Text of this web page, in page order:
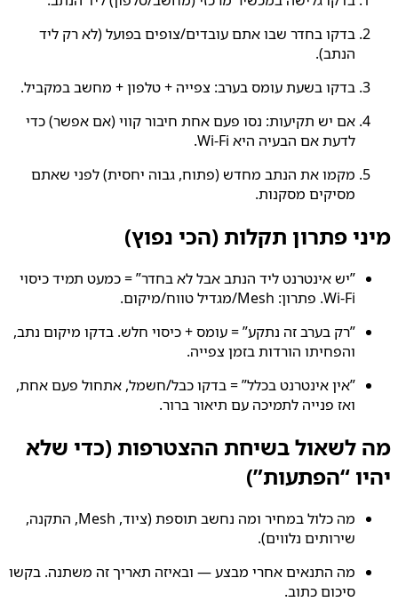
בדקו בחדר שבו אתם עובדים/צופים בפועל (לא רק ליד
הנתב).
בדקו בשעת עומס בערב: צפייה + טלפון + מחשב במקביל.
אם יש תקיעות: נסו פעם אחת חיבור קווי (אם אפשר) כדי
לדעת אם הבעיה היא Wi‑Fi.
מקמו את הנתב מחדש (פתוח, גבוה יחסית) לפני שאתם
מסיקים מסקנות.
מיני פתרון תקלות (הכי נפוץ)
”יש אינטרנט ליד הנתב אבל לא בחדר” = כמעט תמיד כיסוי
Wi‑Fi. פתרון: Mesh/מגדיל טווח/מיקום.
”רק בערב זה נתקע” = עומס + כיסוי חלש. בדקו מיקום נתב,
והפחיתו הורדות בזמן צפייה.
”אין אינטרנט בכלל” = בדקו כבל/חשמל, אתחול פעם אחת,
ואז פנייה לתמיכה עם תיאור ברור.
מה לשאול בשיחת ההצטרפות (כדי שלא
יהיו “הפתעות”)
מה כלול במחיר ומה נחשב תוספת (ציוד, Mesh, התקנה,
שירותים נלווים).
מה התנאים אחרי מבצע — ובאיזה תאריך זה משתנה. בקשו
סיכום כתוב.